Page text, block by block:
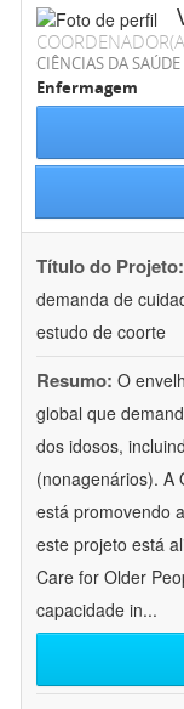
CIÊNCIAS DA SAÚDE
Enfermagem
Título do Projeto:
demanda de
estudo de coorte
Resumo: O
global que
dos idosos,
(nonagenários). A
está promovendo
este projeto está
Care for Older
capacidade in...